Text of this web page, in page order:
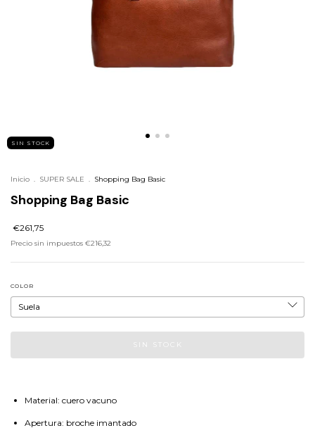
SIN STOCK
Inicio . SUPER SALE . Shopping Bag Basic
Shopping Bag Basic
€261,75
Precio sin impuestos €216,32
COLOR
Material: cuero vacuno
Apertura: broche imantado